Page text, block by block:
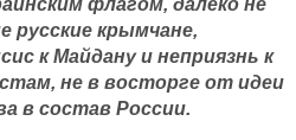
русские крымчане,
к Майдану и неприязнь к
не в восторге от идеи
в состав России.